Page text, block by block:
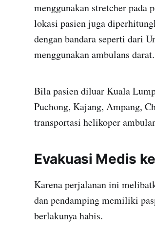
menggunakan stretcher pada
lokasi pasien juga
dengan bandara seperti dari
menggunakan ambulans darat.
Bila pasien diluar Kuala
Puchong, Kajang, Ampang,
transportasi helikoper
Evakuasi Medis
Karena perjalanan ini
dan pendamping memiliki
berlakunya habis.